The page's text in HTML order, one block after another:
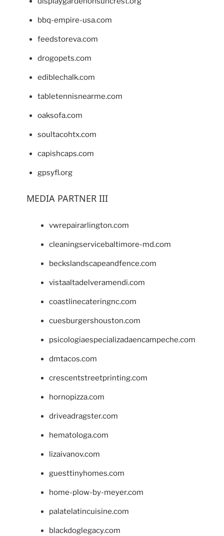
bbq-empire-usa.com
feedstoreva.com
drogopets.com
ediblechalk.com
tabletennisnearme.com
oaksofa.com
soultacohtx.com
capishcaps.com
gpsyfl.org
MEDIA PARTNER III
vwrepairarlington.com
cleaningservicebaltimore-md.com
beckslandscapeandfence.com
vistaaltadelveramendi.com
coastlinecateringnc.com
cuesburgershouston.com
psicologiaespecializadaencampeche.com
dmtacos.com
crescentstreetprinting.com
hornopizza.com
driveadragster.com
hematologa.com
lizaivanov.com
guesttinyhomes.com
home-plow-by-meyer.com
palatelatincuisine.com
blackdoglegacy.com